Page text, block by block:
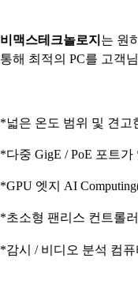
비맥스테크놀로지 는 원
통해 최적의 PC를 고객
*넓은 온도 범위 및 견고
*다중 GigE / PoE 포트
*GPU 엣지 AI
*초소형 팬리스 컨트롤러
*감시 / 비디오 분석 컴퓨